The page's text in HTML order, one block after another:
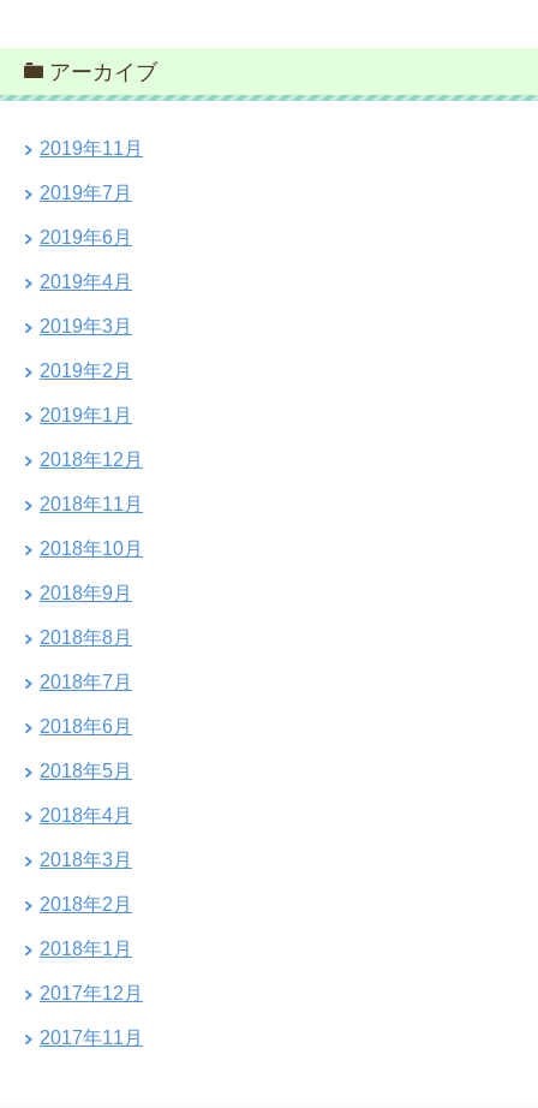
アーカイブ
2019年11月
2019年7月
2019年6月
2019年4月
2019年3月
2019年2月
2019年1月
2018年12月
2018年11月
2018年10月
2018年9月
2018年8月
2018年7月
2018年6月
2018年5月
2018年4月
2018年3月
2018年2月
2018年1月
2017年12月
2017年11月